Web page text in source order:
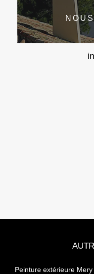
Peinture extérieure